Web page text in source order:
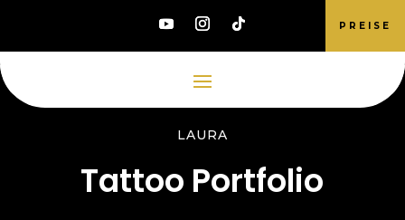
PREISE
LAURA
Tattoo Portfolio